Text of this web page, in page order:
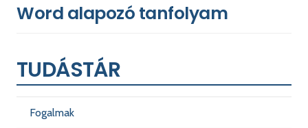
Word alapozó tanfolyam
TUDÁSTÁR
Fogalmak